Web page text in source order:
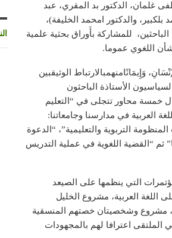
غلمان، الدكتور بد المقري، عبد
والدكتور امحمد الخليفة)،
للمشاركة بأَوراق بحثية علمية
اللغوي عموما.
وَإِيمَانًامنهمبالارتباط الوثيقبين
الأستاذة الباحثون
خمسة محاور تتجلى في “التعليم
العربية في مدارسنا وجامعاتنا:
التربوية والتعليمية”، “الدعوة
ثم “القضية اللغوية في عملية التدريس
التي ينظمها على الصيعد
اللغة العربية، مشروع الخليل
مشروع وشخصيتان خصتهم المنسقية
الملتقى اعترافا لهم بالمجهودات